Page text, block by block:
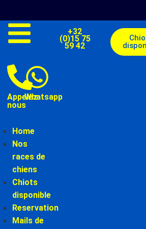
Appelez-
nous
Whatsapp
Home
Nos
races de
chiens
Chiots
disponible
Reservation
Mails de
+32
(0)15 75
59 42